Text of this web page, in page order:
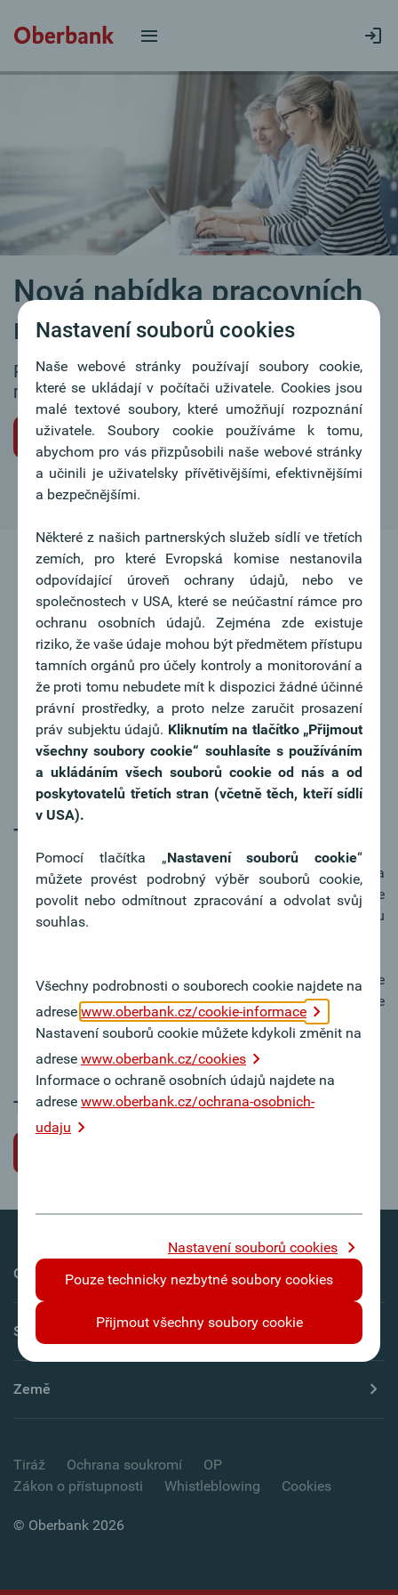
Nová nabídka pracovních
míst
Pro naše filiálky průběžně hledáme
motivované kolegyně a kolegy.
Iniciativní žádost o pracovní místo
Tipy k žádosti o místo
V motivačním dopise vyzdvihněte svou osobu a
váš zájem o práci v Oberbank. Motivační dopis je
nejosobnější dokument a obvykle první věc, kterou
Důkladně se připravte na přijímací pohovor. Ukažte
svůj zájem o Oberbank – rádi odpovíme na vaše
dotazy týkající se společnosti.
Tato pracovní pozice bohužel není k dispozici.
Nastavení souborů cookies
Naše webové stránky používají soubory cookie,
které se ukládají v počítači uživatele. Cookies jsou
malé textové soubory, které umožňují rozpoznání
uživatele. Soubory cookie používáme k tomu,
abychom pro vás přizpůsobili naše webové stránky
a učinili je uživatelsky přívětivějšími, efektivnějšími
a bezpečnějšími.
Některé z našich partnerských služeb sídlí ve třetích
zemích, pro které Evropská komise nestanovila
odpovídající úroveň ochrany údajů, nebo ve
společnostech v USA, které se neúčastní rámce pro
ochranu osobních údajů. Zejména zde existuje
riziko, že vaše údaje mohou být předmětem přístupu
tamních orgánů pro účely kontroly a monitorování a
že proti tomu nebudete mít k dispozici žádné účinné
právní prostředky, a proto nelze zaručit prosazení
práv subjektu údajů. Kliknutím na tlačítko „Přijmout
všechny soubory cookie“ souhlasíte s používáním
a ukládáním všech souborů cookie od nás a od
poskytovatelů třetích stran (včetně těch, kteří sídlí
v USA).
Pomocí tlačítka „Nastavení souborů cookie“
můžete provést podrobný výběr souborů cookie,
povolit nebo odmítnout zpracování a odvolat svůj
souhlas.
Všechny podrobnosti o souborech cookie najdete na
adrese www.oberbank.cz/cookie-informace
Nastavení souborů cookie můžete kdykoli změnit na
adrese www.oberbank.cz/cookies
Informace o ochraně osobních údajů najdete na
adrese www.oberbank.cz/ochrana-osobnich-
udaju
Nastavení souborů cookies
Pouze technicky nezbytné soubory cookies
Přijmout všechny soubory cookie
Oberbank AG
Servis
Země
Tiráž Ochrana soukromí
OP
Zákon o přístupnosti
Whistleblowing Cookies
© Oberbank 2026